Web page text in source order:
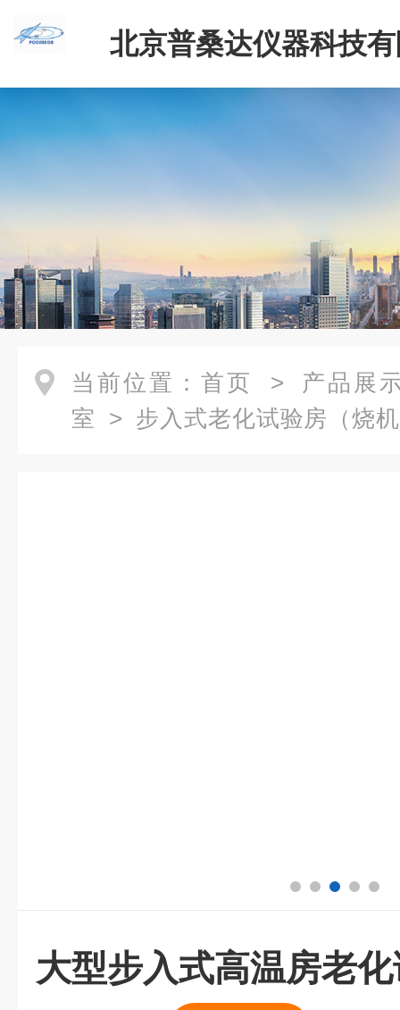
北京普桑达仪器科技
当前位置： 首页 > 产品展
室 > 步入式老化试验房（烧
大型步入式高温房老